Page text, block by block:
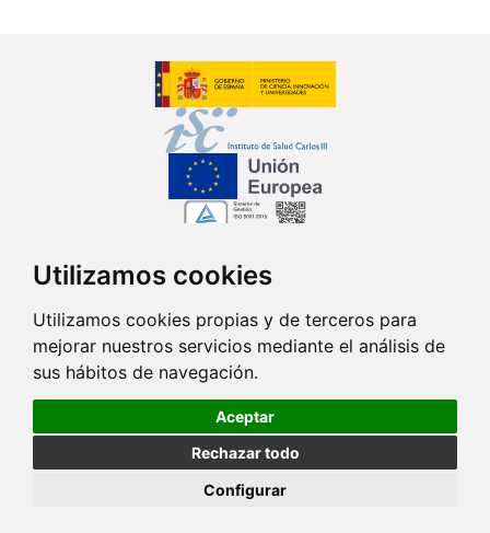
Utilizamos cookies
Utilizamos cookies propias y de terceros para
mejorar nuestros servicios mediante el análisis de
sus hábitos de navegación.
Aceptar
Rechazar todo
Configurar
Síguenos en...
Contacto
Av. Monforte de Lemos, 3-5. Pabellón 11. Planta 0 28029 Madrid
info@ciberisciii.es
Política de Privacidad
| Portal de Transparencia